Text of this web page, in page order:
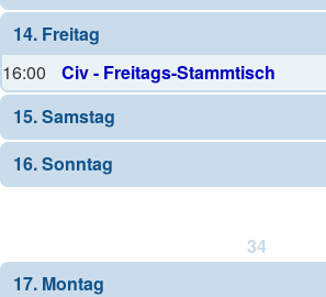
14. Freitag
16:00
Civ - Freitags-Stammtisch
15. Samstag
16. Sonntag
34
17. Montag